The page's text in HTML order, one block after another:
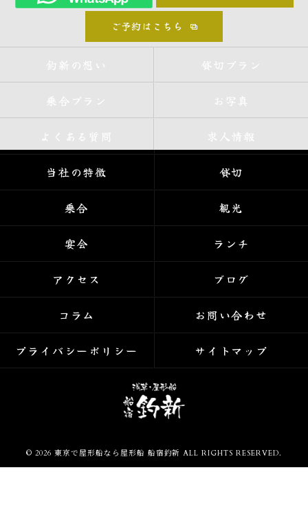
ご予約はこちら
釣新の想い 貸切プラン
乗合プラン お写真
よくある質問 求人情報
当社の特徴 貸切
乗合 観光
宴会 ランチ
アクセス ブログ
コラム お問い合わせ
プライバシーポリシー サイトマップ
© 2026 東京で屋形船なら屋形船 船宿釣新 ALL RIGHTS RESERVED.